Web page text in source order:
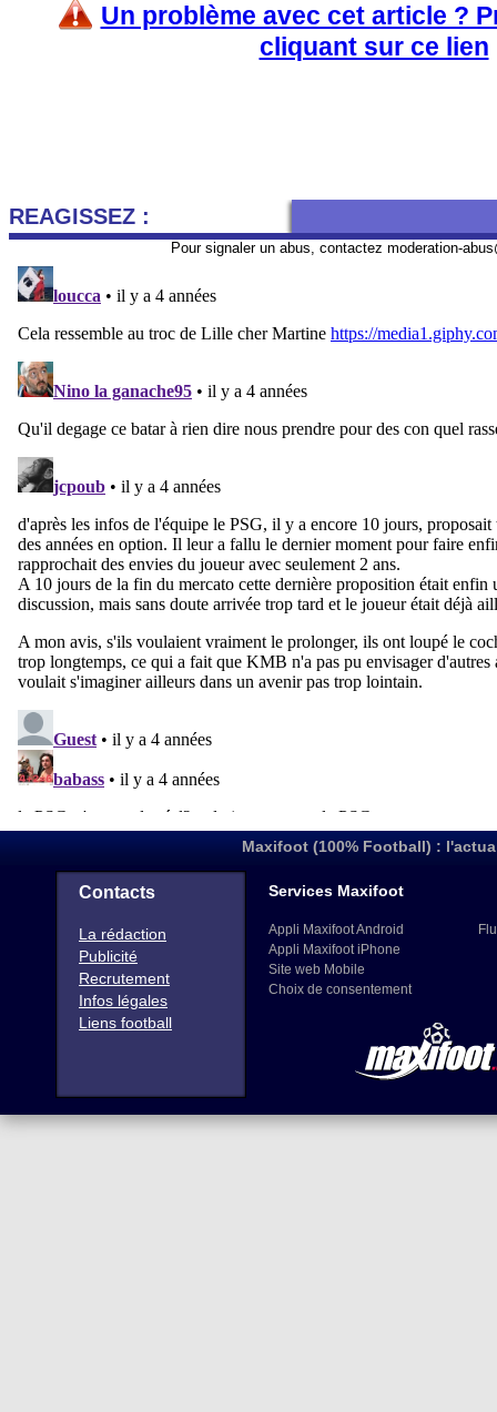
Un problème avec cet article ?
cliquant sur ce lien
REAGISSEZ :
Pour signaler un abus, contactez moderation-
Maxifoot (100% Football) :
Contacts
La rédaction
Publicité
Recrutement
Infos légales
Liens football
Services Maxifoot
Appli Maxifoot Android
Appli Maxifoot iPhone
Site web Mobile
Choix de consentement